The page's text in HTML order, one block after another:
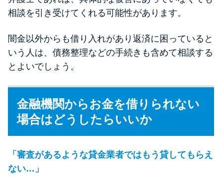
相談を引き受けてくれる可能性があります。
闇金以外からも借り入れがあり返済に困っていると
いう人は、債務整理などの手続きも含めて相談する
とよいでしょう。
金融機関からお金を借りられない
場合はどうしたらいいか
「審査があるような貸金業者ではもう貸してもらえ
ない…」